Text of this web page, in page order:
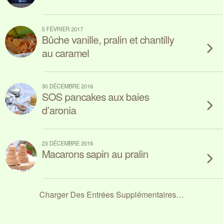
5 FÉVRIER 2017
Bûche vanille, pralin et chantilly
au caramel
30 DÉCEMBRE 2016
SOS pancakes aux baies
d’aronia
23 DÉCEMBRE 2016
Macarons sapin au pralin
Charger Des Entrées Supplémentaires…